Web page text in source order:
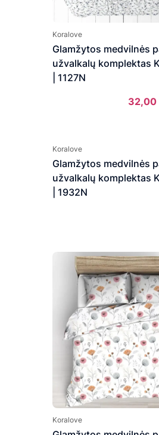
Koralove
Glamžytos medvilnės
užvalkalų komplektas
| 1127N
32,00
Koralove
Glamžytos medvilnės
užvalkalų komplektas
| 1932N
Koralove